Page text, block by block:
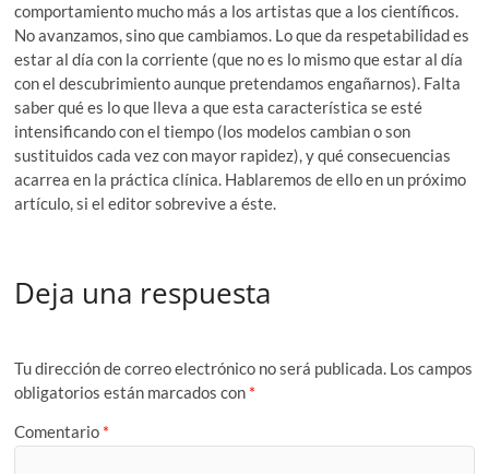
comportamiento mucho más a los artistas que a los científicos.
No avanzamos, sino que cambiamos. Lo que da respetabilidad es
estar al día con la corriente (que no es lo mismo que estar al día
con el descubrimiento aunque pretendamos engañarnos). Falta
saber qué es lo que lleva a que esta característica se esté
intensificando con el tiempo (los modelos cambian o son
sustituidos cada vez con mayor rapidez), y qué consecuencias
acarrea en la práctica clínica. Hablaremos de ello en un próximo
artículo, si el editor sobrevive a éste.
Deja una respuesta
Tu dirección de correo electrónico no será publicada. Los campos
obligatorios están marcados con *
Comentario *